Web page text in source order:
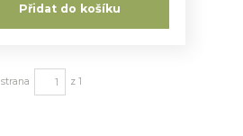
Přidat do košíku
strana z 1